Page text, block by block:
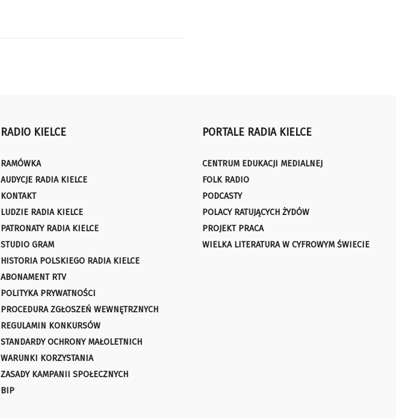
RADIO KIELCE
RAMÓWKA
AUDYCJE RADIA KIELCE
KONTAKT
LUDZIE RADIA KIELCE
PATRONATY RADIA KIELCE
STUDIO GRAM
HISTORIA POLSKIEGO RADIA KIELCE
ABONAMENT RTV
POLITYKA PRYWATNOŚCI
PROCEDURA ZGŁOSZEŃ WEWNĘTRZNYCH
REGULAMIN KONKURSÓW
STANDARDY OCHRONY MAŁOLETNICH
WARUNKI KORZYSTANIA
ZASADY KAMPANII SPOŁECZNYCH
BIP
PORTALE RADIA KIELCE
CENTRUM EDUKACJI MEDIALNEJ
FOLK RADIO
PODCASTY
POLACY RATUJĄCYCH ŻYDÓW
PROJEKT PRACA
WIELKA LITERATURA W CYFROWYM ŚWIECIE